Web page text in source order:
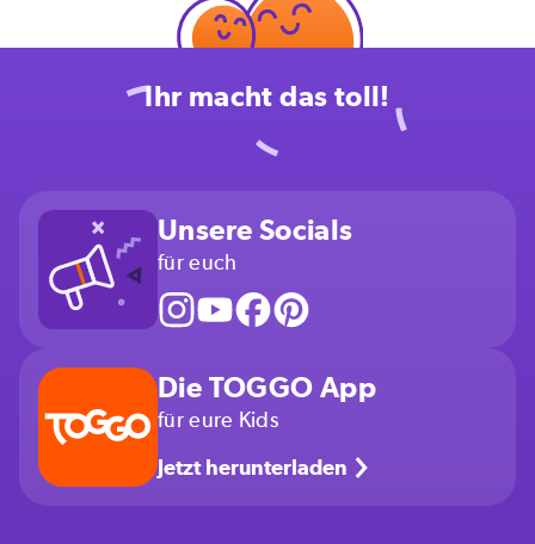
Ihr macht das toll!
Unsere Socials
für euch
Die TOGGO App
für eure Kids
Jetzt herunterladen